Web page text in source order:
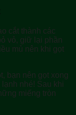
cắt thành các
vỏ, giữ lại phần
mủ nên khi gọt
bạn nên gọt xong
nhé! Sau khi
miếng tròn